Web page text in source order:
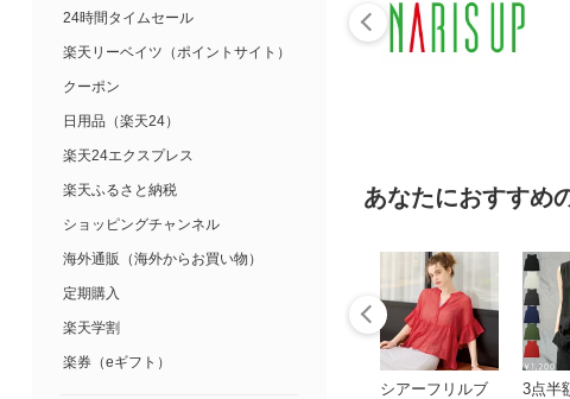
あなたにおすすめ
シアーフリルブ
3点半
24時間タイムセール
楽天リーベイツ（ポイントサイト）
クーポン
日用品（楽天24）
楽天24エクスプレス
楽天ふるさと納税
ショッピングチャンネル
海外通販（海外からお買い物）
定期購入
楽天学割
楽券（eギフト）